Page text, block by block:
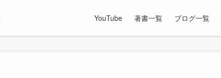
YouTube 著書一覧 ブログ一覧